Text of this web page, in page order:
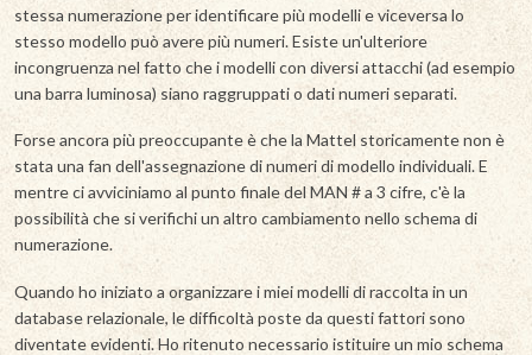
stessa numerazione per identificare più modelli e viceversa lo
stesso modello può avere più numeri. Esiste un'ulteriore
incongruenza nel fatto che i modelli con diversi attacchi (ad esempio
una barra luminosa) siano raggruppati o dati numeri separati.
Forse ancora più preoccupante è che la Mattel storicamente non è
stata una fan dell'assegnazione di numeri di modello individuali. E
mentre ci avviciniamo al punto finale del MAN # a 3 cifre, c'è la
possibilità che si verifichi un altro cambiamento nello schema di
numerazione.
Quando ho iniziato a organizzare i miei modelli di raccolta in un
database relazionale, le difficoltà poste da questi fattori sono
diventate evidenti. Ho ritenuto necessario istituire un mio schema